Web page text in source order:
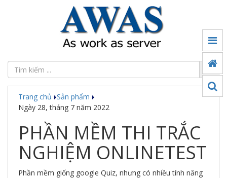
Đối
tác
Sản
phẩm
Ứng
dụng
chuyển
đổi
số
Trang chủ Sản phẩm
Ngày 28, tháng 7 năm 2022
PHẦN MỀM THI TRẮC
NGHIỆM ONLINETEST
Phần mềm giống google Quiz, nhưng có nhiều tính năng